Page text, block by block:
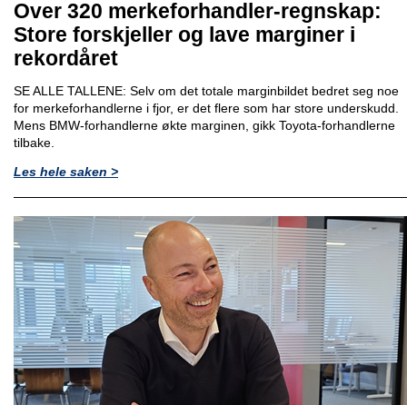
Over 320 merkeforhandler-regnskap:
Store forskjeller og lave marginer i
rekordåret
SE ALLE TALLENE: Selv om det totale marginbildet bedret seg noe
for merkeforhandlerne i fjor, er det flere som har store underskudd.
Mens BMW-forhandlerne økte marginen, gikk Toyota-forhandlerne
tilbake.
Les hele saken >